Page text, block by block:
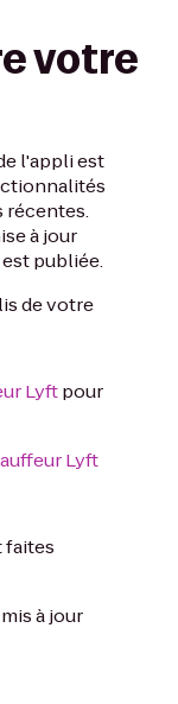
votre
l'appli est
récentes.
à jour
publiée.
de votre
Lyftpour
Lyft
faites
à jour